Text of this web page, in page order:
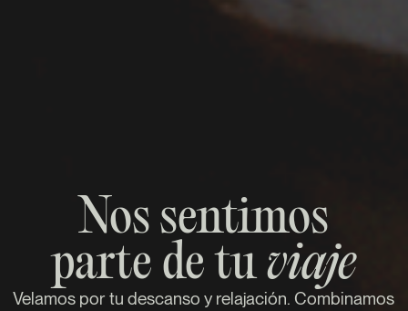
Nos sentimos
parte de tuviaje
Velamos por tu descanso y relajación. Combinamos